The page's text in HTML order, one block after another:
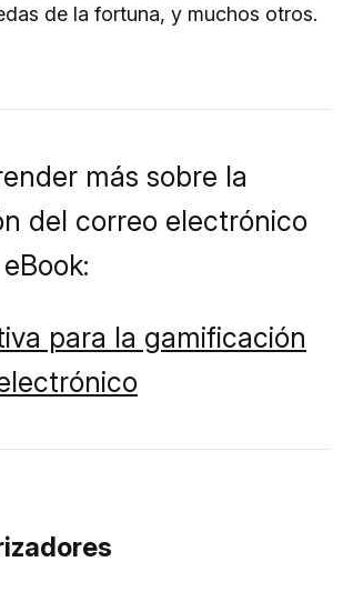
de la fortuna, y muchos otros.
más sobre la
del correo electrónico
para la gamificación